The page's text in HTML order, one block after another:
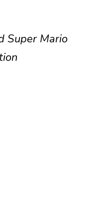
Super Mario